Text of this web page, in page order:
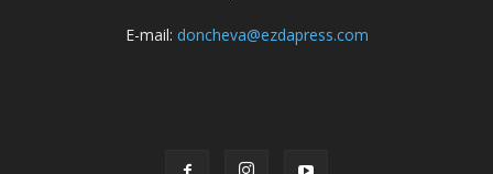
E-mail: doncheva@ezdapress.com